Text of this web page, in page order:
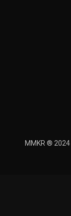
MMKR ® 2024 |